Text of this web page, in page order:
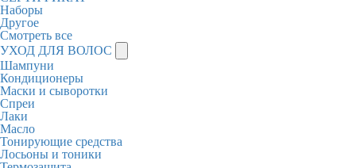
Наборы
Другое
Смотреть все
УХОД ДЛЯ ВОЛОС
Шампуни
Кондиционеры
Маски и сыворотки
Спреи
Лаки
Масло
Тонирующие средства
Лосьоны и тоники